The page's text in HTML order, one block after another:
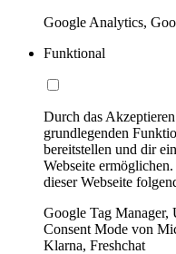
Google Analytics,
Funktional
Durch das
grundlegenden
bereitstellen und dir
Webseite
dieser Webseite
Google Tag
Consent Mode von
Klarna, Freshchat